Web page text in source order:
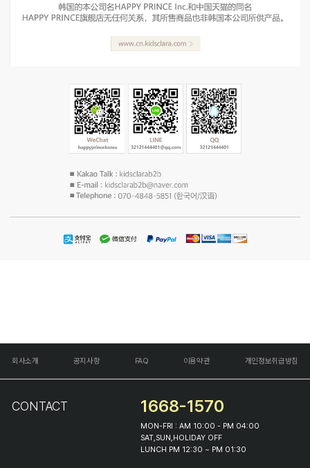
회사소개 공지사항 FAQ 이용약관 개인정보취급방침
CONTACT 1668-1570
MON-FRI : AM 10:00 - PM 04:00
SAT,SUN,HOLIDAY OFF
LUNCH PM 12:30 ~ PM 01:30